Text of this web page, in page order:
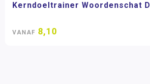
Kerndoeltrainer Woordenschat D
VANAF 8,10